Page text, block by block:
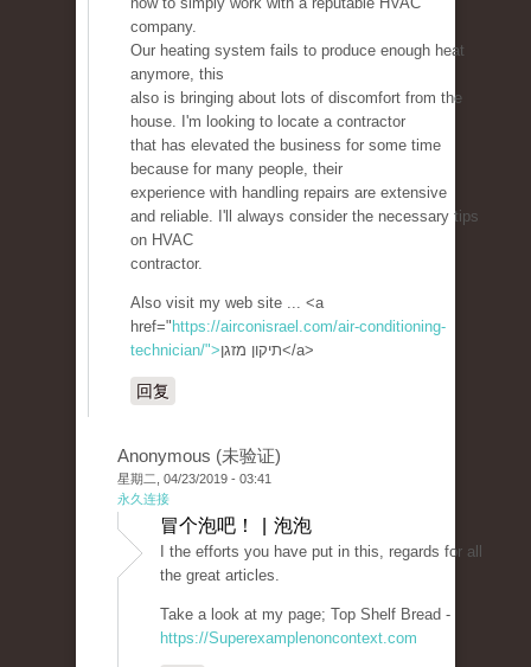
company.
Our heating system fails to produce enough heat
anymore, this
also is bringing about lots of discomfort from the
house. I'm looking to locate a contractor
that has elevated the business for some time
because for many people, their
experience with handling repairs are extensive
and reliable. I'll always consider the necessary tips
on HVAC
contractor.
Also visit my web site ... <a
href=" https://airconisrael.com/air-conditioning-
technician/">
תיקון מזגן</a>
回复
Anonymous (未验证)
星期二, 04/23/2019 - 03:41
永久连接
冒个泡吧！ | 泡泡
I the efforts you have put in this, regards for all
the great articles.
Take a look at my page; Top Shelf Bread -
https://Superexamplenoncontext.com